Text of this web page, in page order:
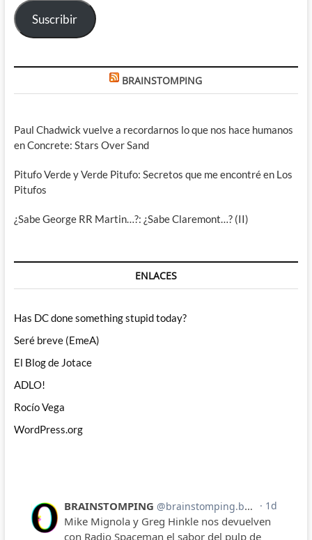
Suscribir
BRAINSTOMPING
Paul Chadwick vuelve a recordarnos lo que nos hace humanos
en Concrete: Stars Over Sand
Pitufo Verde y Verde Pitufo: Secretos que me encontré en Los
Pitufos
¿Sabe George RR Martin…?: ¿Sabe Claremont…? (II)
ENLACES
Has DC done something stupid today?
Seré breve (EmeA)
El Blog de Jotace
ADLO!
Rocío Vega
WordPress.org